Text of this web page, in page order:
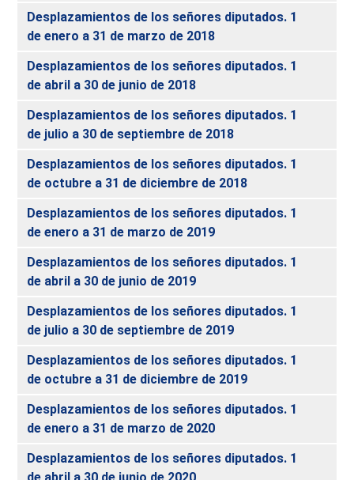
Desplazamientos de los señores diputados. 1
de enero a 31 de marzo de 2018
Desplazamientos de los señores diputados. 1
de abril a 30 de junio de 2018
Desplazamientos de los señores diputados. 1
de julio a 30 de septiembre de 2018
Desplazamientos de los señores diputados. 1
de octubre a 31 de diciembre de 2018
Desplazamientos de los señores diputados. 1
de enero a 31 de marzo de 2019
Desplazamientos de los señores diputados. 1
de abril a 30 de junio de 2019
Desplazamientos de los señores diputados. 1
de julio a 30 de septiembre de 2019
Desplazamientos de los señores diputados. 1
de octubre a 31 de diciembre de 2019
Desplazamientos de los señores diputados. 1
de enero a 31 de marzo de 2020
Desplazamientos de los señores diputados. 1
de abril a 30 de junio de 2020